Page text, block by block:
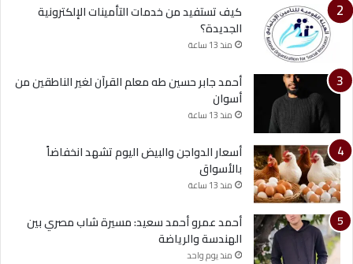
كيف تستفيد من خدمات التأمينات الإلكترونية
الجديدة؟
منذ 13 ساعة
أحمد جابر حسين طه معلم القرآن لغير الناطقين من
أسوان
منذ 13 ساعة
أسعار الدواجن والبيض اليوم تشهد انخفاضاً
بالأسواق
منذ 13 ساعة
أحمد عمرو أحمد سعيد: مسيرة شاب مصري بين
الهندسة والرياضة
منذ يوم واحد